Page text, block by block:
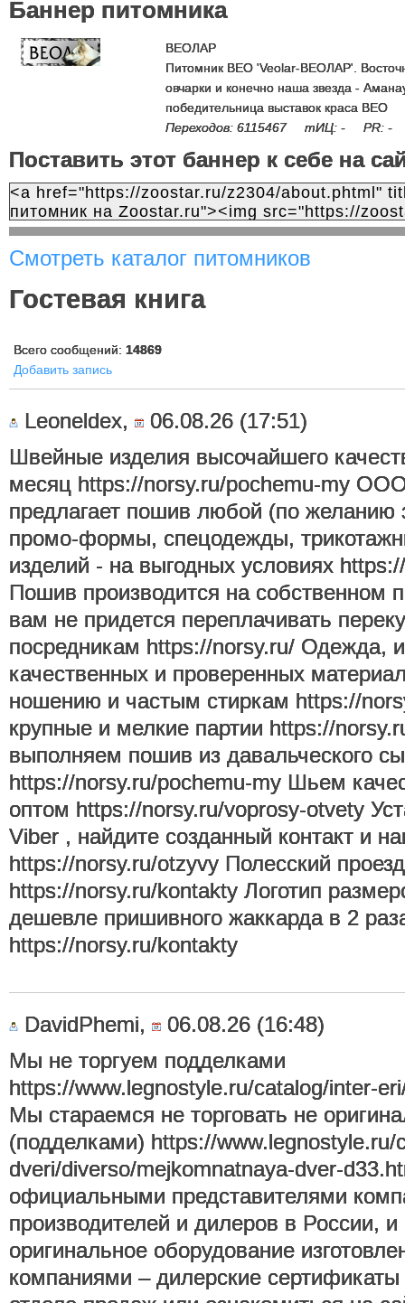
Баннер питомника
ВЕОЛАР
Питомник ВЕО 'Veolar-ВЕОЛАР'.
овчарки и конечно наша звезда -
победительница выставок краса ВЕО
Переходов: 6115467 тИЦ: - PR: -
Поставить этот баннер к себе на
Смотреть каталог питомников
Гостевая книга
Всего сообщений: 14869
Добавить запись
Leoneldex,
06.08.26 (17:51)
Швейные изделия высочайшего
месяц https://norsy.ru/pochemu-my
предлагает пошив любой (по желанию
промо-формы, спецодежды,
изделий - на выгодных условиях
Пошив производится на собственном
вам не придется переплачивать
посредникам https://norsy.ru/ Одежда,
качественных и проверенных
ношению и частым стиркам https://
крупные и мелкие партии https://
выполняем пошив из давальческого
https://norsy.ru/pochemu-my Шьем
оптом https://norsy.ru/voprosy-otvety
Viber , найдите созданный контакт и
https://norsy.ru/otzyvy Полесский
https://norsy.ru/kontakty Логотип
дешевле пришивного жаккарда в 2
https://norsy.ru/kontakty
DavidPhemi,
06.08.26 (16:48)
Мы не торгуем подделками
https://www.legnostyle.ru/catalog/inter-
Мы стараемся не торговать не
(подделками) https://www.legnostyle.ru/
dveri/diverso/mejkomnatnaya-dver-
официальными представителями
производителей и дилеров в России,
оригинальное оборудование
компаниями – дилерские